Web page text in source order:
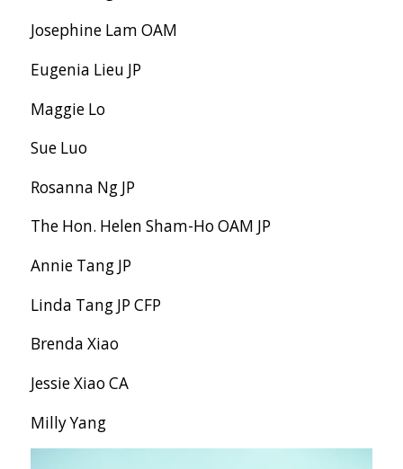
Josephine Lam OAM
Eugenia Lieu JP
Maggie Lo
Sue Luo
Rosanna Ng JP
The Hon. Helen Sham-Ho OAM JP
Annie Tang JP
Linda Tang JP CFP
Brenda Xiao
Jessie Xiao CA
Milly Yang